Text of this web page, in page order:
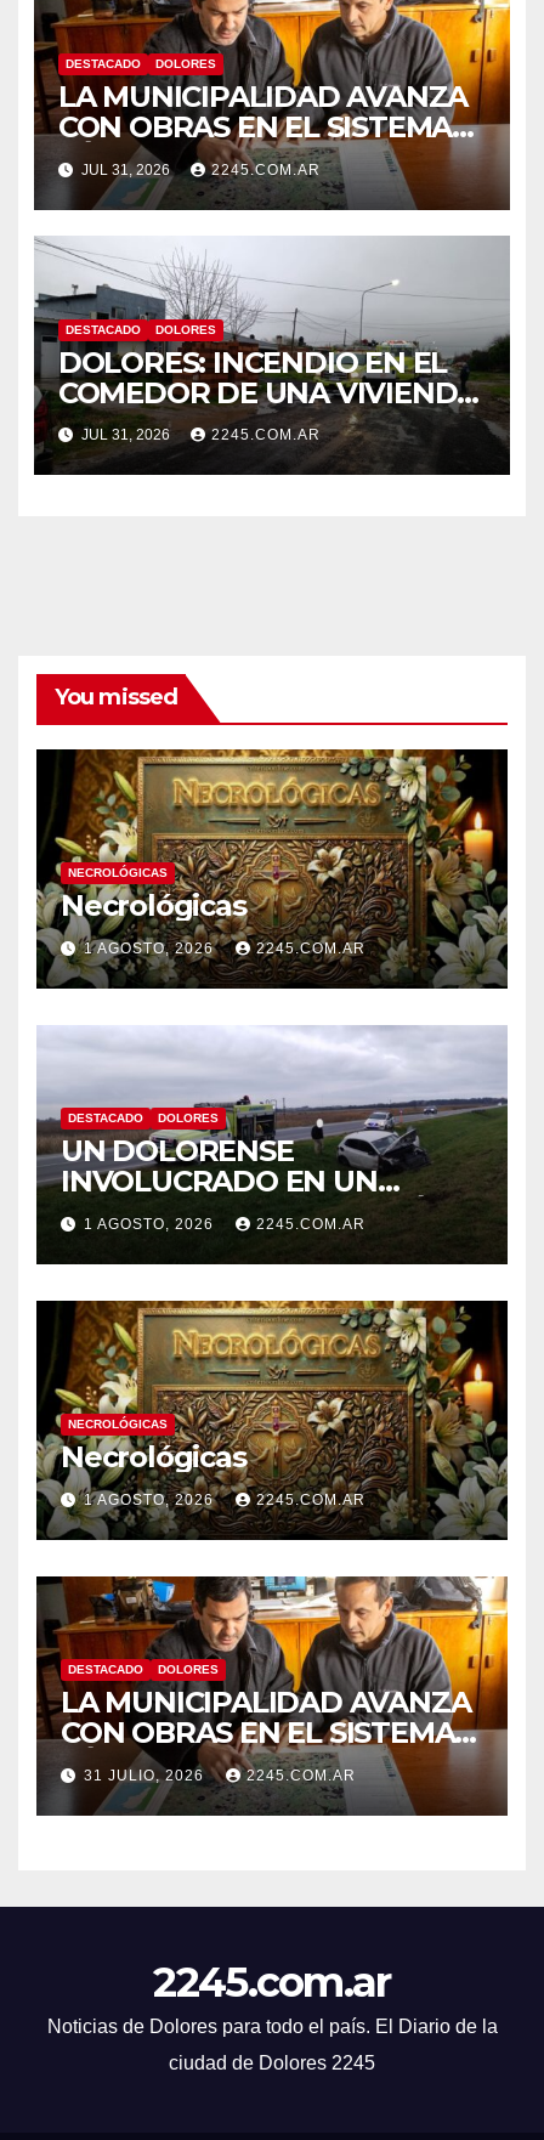
DESTACADO DOLORES
LA MUNICIPALIDAD AVANZA
CON OBRAS EN EL SISTEMA
HÍDRICO DE DOLORES
JUL 31, 2026 2245.COM.AR
DESTACADO DOLORES
DOLORES: INCENDIO EN EL
COMEDOR DE UNA VIVIENDA
FUE CONTROLADO POR
BOMBEROS
JUL 31, 2026 2245.COM.AR
You missed
NECROLÓGICAS
Necrológicas
1 AGOSTO, 2026 2245.COM.AR
DESTACADO DOLORES
UN DOLORENSE
INVOLUCRADO EN UN
SINIESTRO QUE TERMINÓ
CON DESPISTE Y VUELCO
1 AGOSTO, 2026 2245.COM.AR
NECROLÓGICAS
Necrológicas
1 AGOSTO, 2026 2245.COM.AR
DESTACADO DOLORES
LA MUNICIPALIDAD AVANZA
CON OBRAS EN EL SISTEMA
HÍDRICO DE DOLORES
31 JULIO, 2026 2245.COM.AR
2245.com.ar
Noticias de Dolores para todo el país. El Diario de la
ciudad de Dolores 2245